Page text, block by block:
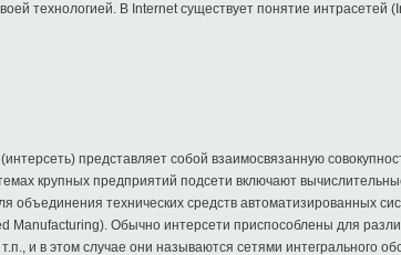
технологией. В Internet существует понятие интрасетей
представляет собой взаимосвязанную
крупных предприятий подсети включают
объединения технических средств автоматизированных
Manufacturing). Обычно интерсети приспособлены для
и в этом случае они называются сетями интегрального